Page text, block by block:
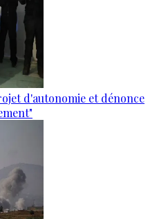
d'autonomie et dénonce